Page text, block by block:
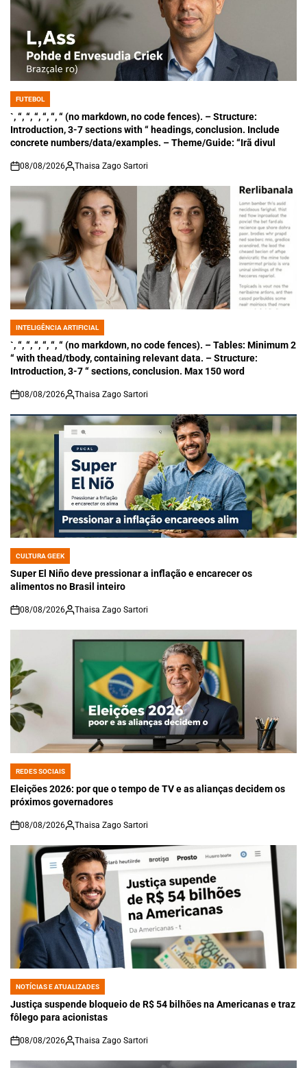
POSTED
IN
FUTEBOL
`, “, “, “, “, “, “ (no markdown, no code fences). – Structure:
Introduction, 3-7 sections with “ headings, conclusion. Include
concrete numbers/data/examples. – Theme/Guide: “Irã divul
on
08/08/2026 Thaisa Zago Sartori
POSTED
IN
INTELIGÊNCIA ARTIFICIAL
`, “, “, “, “, “, “ (no markdown, no code fences). – Tables: Minimum 2
“ with thead/tbody, containing relevant data. – Structure:
Introduction, 3-7 “ sections, conclusion. Max 150 word
on
08/08/2026 Thaisa Zago Sartori
POSTED
IN
CULTURA GEEK
Super El Niño deve pressionar a inflação e encarecer os
alimentos no Brasil inteiro
on
08/08/2026 Thaisa Zago Sartori
POSTED
IN
REDES SOCIAIS
Eleições 2026: por que o tempo de TV e as alianças decidem os
próximos governadores
on
08/08/2026 Thaisa Zago Sartori
POSTED
IN
NOTÍCIAS E ATUALIZADES
Justiça suspende bloqueio de R$ 54 bilhões na Americanas e traz
fôlego para acionistas
on
08/08/2026 Thaisa Zago Sartori